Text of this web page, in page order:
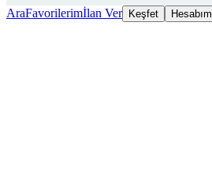
AraFavorilerimİlan Ver Keşfet Hesabım